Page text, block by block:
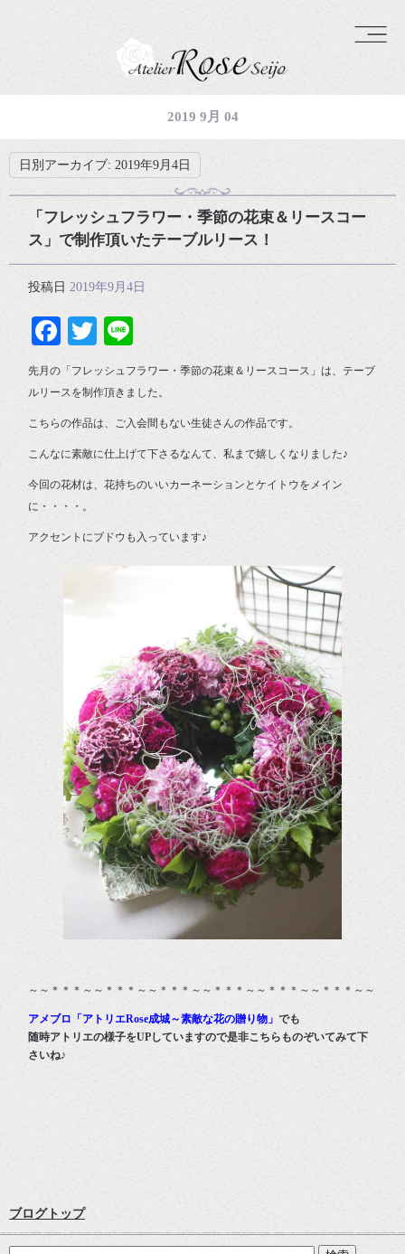
2019 9月 04
日別アーカイブ: 2019年9月4日
「フレッシュフラワー・季節の花束＆リースコー
ス」で制作頂いたテーブルリース！
投稿日 2019年9月4日
Facebook
Twitter
先月の「フレッシュフラワー・季節の花束＆リースコース」は、テーブ
ルリースを制作頂きました。
こちらの作品は、ご入会間もない生徒さんの作品です。
こんなに素敵に仕上げて下さるなんて、私まで嬉しくなりました♪
今回の花材は、花持ちのいいカーネーションとケイトウをメイン
に・・・・。
アクセントにブドウも入っています♪
～～＊＊＊～～＊＊＊～～＊＊＊～～＊＊＊～～＊＊＊～～＊＊＊～～
アメブロ「アトリエRose成城～素敵な花の贈り物」でも
随時アトリエの様子をUPしていますので是非こちらものぞいてみて下
さいね♪
ブログトップ